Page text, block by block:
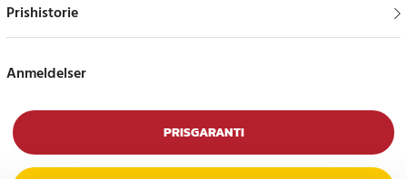
beskære eller justere dem inden udskrivning. Det gør Mini Shot 2
fotoprojekter.
Instantkamera med 4PASS-teknologi og mobiludskrivning
Prishistorie
Anmeldelser
PRISGARANTI